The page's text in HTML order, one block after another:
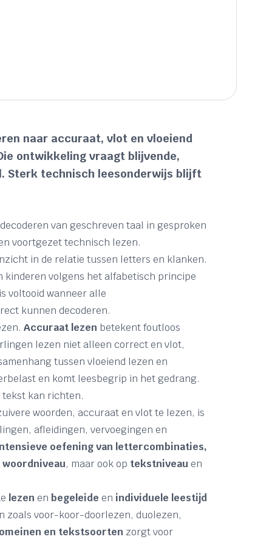
naar accuraat, vlot en vloeiend
ontwikkeling vraagt blijvende,
Sterk technisch leesonderwijs blijft
van geschreven taal in gesproken
voortgezet technisch lezen.
in de relatie tussen letters en klanken.
kinderen volgens het alfabetisch principe
voltooid wanneer alle
kunnen decoderen.
Accuraat lezen betekent foutloos
lezen niet alleen correct en vlot,
tussen vloeiend lezen en
en komt leesbegrip in het gedrang.
tekst kan richten.
woorden, accuraat en vlot te lezen, is
afleidingen, vervoegingen en
oefening van lettercombinaties,
woordniveau, maar ook op tekstniveau en
lezen en begeleide en individuele leestijd
zoals voor-koor-doorlezen, duolezen,
en tekstsoorten zorgt voor